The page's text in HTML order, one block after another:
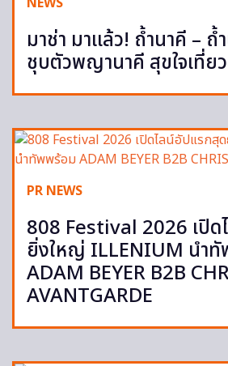
มาช่า มาแล้ว! ถ้ำนาคี – ถ้
ชุบตัวพญานาคี สุขใจเที่ย
PR NEWS
808 Festival 2026 เปิ
ยิ่งใหญ่ ILLENIUM นำ
ADAM BEYER B2B
AVANTGARDE